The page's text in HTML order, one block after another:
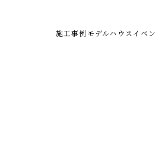
施工事例モデルハウス イベン